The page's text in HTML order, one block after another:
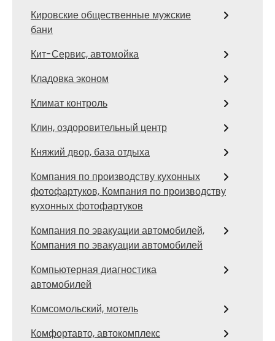
Кировские общественные мужские
бани
Кит-Сервис, автомойка
Кладовка эконом
Климат контроль
Клин, оздоровительный центр
Княжий двор, база отдыха
Компания по производству кухонных
фотофартуков, Компания по производству
кухонных фотофартуков
Компания по эвакуации автомобилей,
Компания по эвакуации автомобилей
Компьютерная диагностика
автомобилей
Комсомольский, мотель
Комфортавто, автокомплекс